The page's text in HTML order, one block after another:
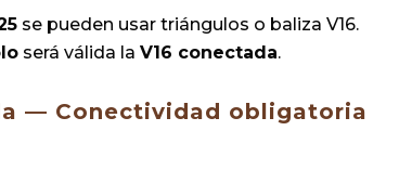
se pueden usar triángulos o baliza V16.
será válida laV16 conectada.
— Conectividad obligatoria